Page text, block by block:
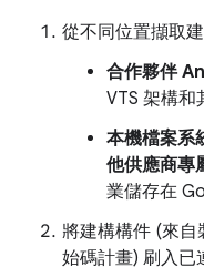
從不同位置擷取
合作夥伴
VTS 架構和
本機檔案
他供應商專
業儲存在
將建構構件 (來自
始碼計畫) 刷入已